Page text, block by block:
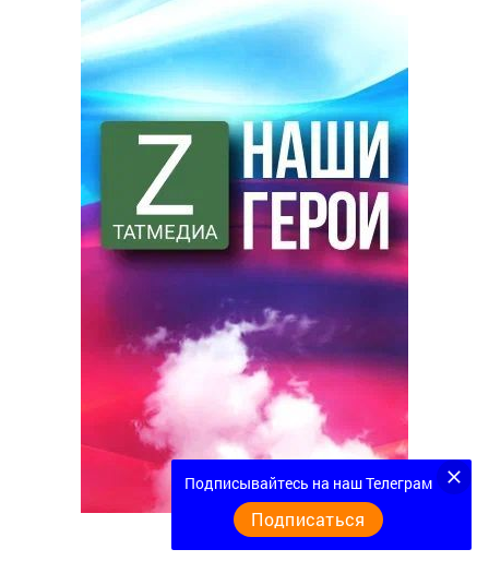
Подписывайтесь на наш Телеграм
Подписаться